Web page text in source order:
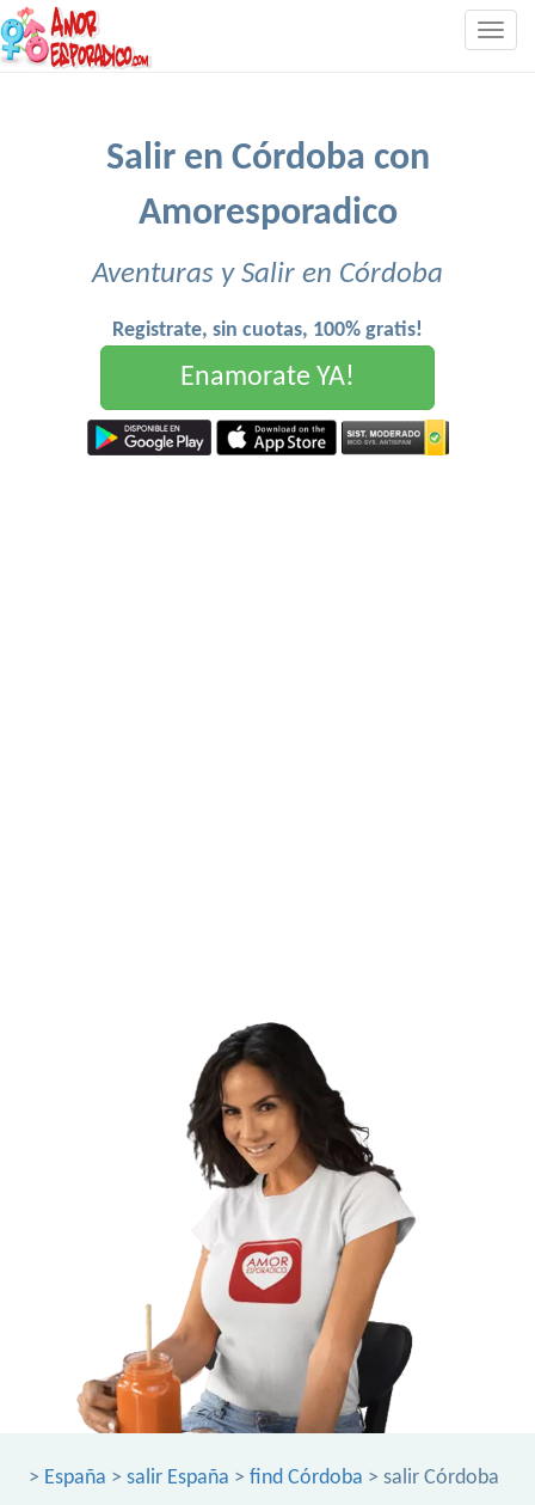
Salir en Córdoba con
Amoresporadico
Aventuras y Salir en Córdoba
Registrate, sin cuotas, 100% gratis!
Enamorate YA!
> España > salir España > find Córdoba > salir Córdoba